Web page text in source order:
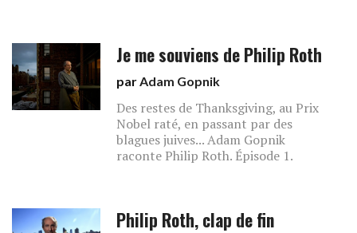
Je me souviens de Philip Roth
parAdam Gopnik
Des restes de Thanksgiving, au Prix
Nobel raté, en passant par des
blagues juives... Adam Gopnik
raconte Philip Roth. Épisode 1.
Philip Roth, clap de fin